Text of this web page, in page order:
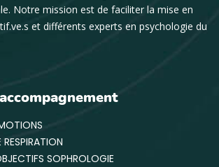
Notre mission est de faciliter la mise en
et différents experts en psychologie du
SOPHROLOGIE